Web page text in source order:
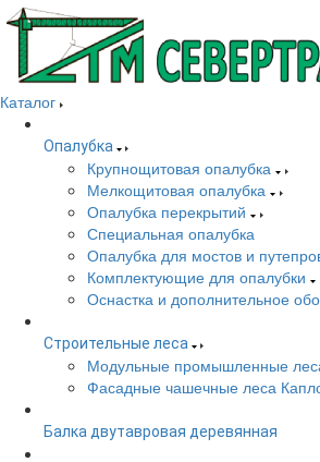
Каталог
Опалубка
Крупнощитовая опалубка
Мелкощитовая опалубка
Опалубка перекрытий
Специальная опалубка
Опалубка для мостов и
Комплектующие для опалубки
Оснастка и дополнительное
Строительные леса
Модульные промышленные
Фасадные чашечные леса
Балка двутавровая деревянная